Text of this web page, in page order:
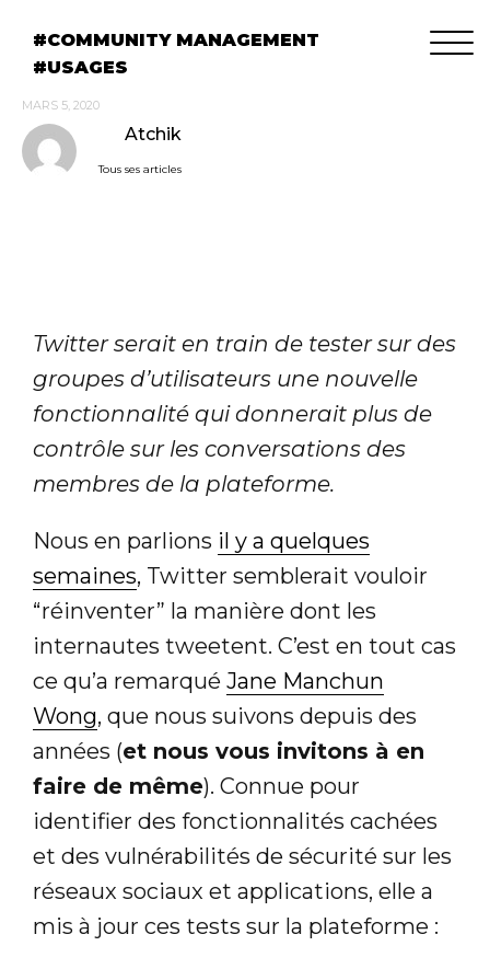
COMMUNITY MANAGEMENT
USAGES
MARS 5, 2020
Atchik
Tous ses articles
Twitter serait en train de tester sur des
groupes d’utilisateurs une nouvelle
fonctionnalité qui donnerait plus de
contrôle sur les conversations des
membres de la plateforme.
Nous en parlions il y a quelques
semaines, Twitter semblerait vouloir
“réinventer” la manière dont les
internautes tweetent. C’est en tout cas
ce qu’a remarqué Jane Manchun
Wong, que nous suivons depuis des
années (et nous vous invitons à en
faire de même). Connue pour
identifier des fonctionnalités cachées
et des vulnérabilités de sécurité sur les
réseaux sociaux et applications, elle a
mis à jour ces tests sur la plateforme :